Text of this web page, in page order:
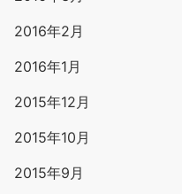
2016年2月
2016年1月
2015年12月
2015年10月
2015年9月